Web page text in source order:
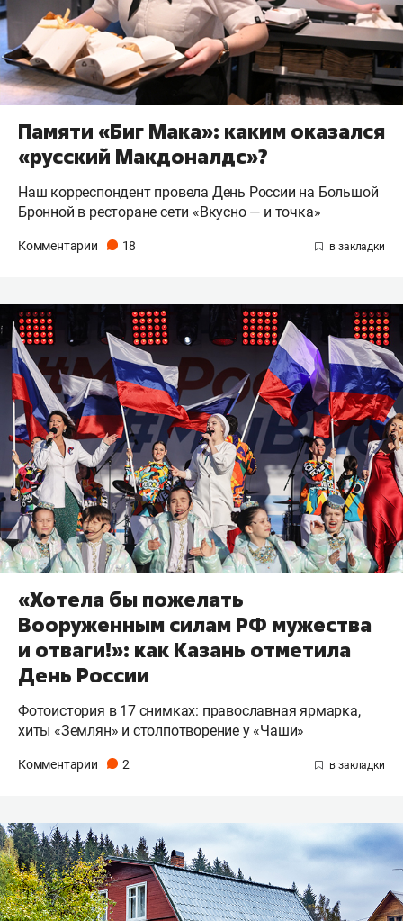
Памяти «Биг Мака»: каким оказался
«русский Макдоналдс»?
Наш корреспондент провела День России на Большой
Бронной в ресторане сети «Вкусно — и точка»
Комментарии 18
«Хотела бы пожелать
Вооруженным силам РФ мужества
и отваги!»: как Казань отметила
День России
Фотоистория в 17 снимках: православная ярмарка,
хиты «Землян» и столпотворение у «Чаши»
Комментарии 2